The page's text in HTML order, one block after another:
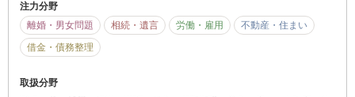
注力分野
離婚・男女問題
相続・遺言 労働・雇用
不動産・住まい
借金・債務整理
取扱分野